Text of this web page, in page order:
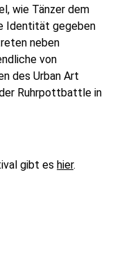
wie Tänzer dem
Identität gegeben
neben
von
des Urban Art
Ruhrpottbattle in
gibt es hier.